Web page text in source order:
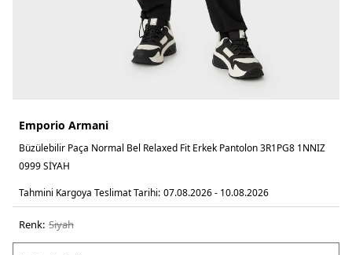
Emporio Armani
Büzülebilir Paça Normal Bel Relaxed Fit Erkek Pantolon 3R1PG8 1NNIZ
0999 SİYAH
Tahmini Kargoya Teslimat Tarihi: 07.08.2026 - 10.08.2026
Renk: si̇yah